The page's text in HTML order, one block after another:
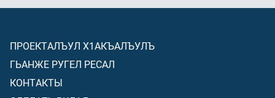
ПРОЕКТАЛЪУЛ Х1АКЪАЛЪУЛЪ
ГЬАНЖЕ РУГЕЛ РЕСАЛ
КОНТАКТЫ